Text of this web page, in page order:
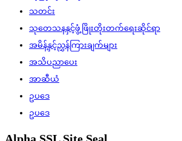
သတင်း
သုတေသနနှင့်ဖွံ့ဖြိုးတိုးတက်ရေးဆိုင်ရာ
အမိန့်နှင့်ညွှန်ကြားချက်များ
အသိပညာပေး
အာဆီယံ
ဥပဒေ
ဥပဒေ